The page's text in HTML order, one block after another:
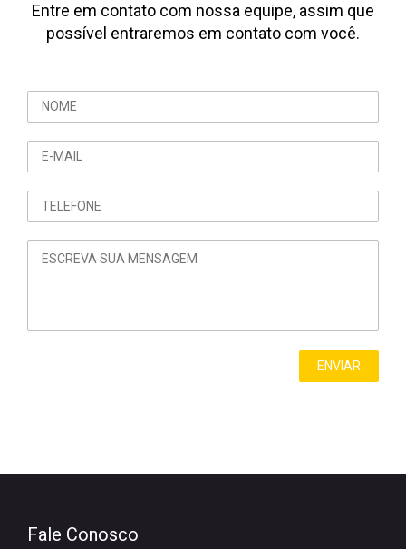
Entre em contato com nossa equipe, assim que
possível entraremos em contato com você.
Fale Conosco